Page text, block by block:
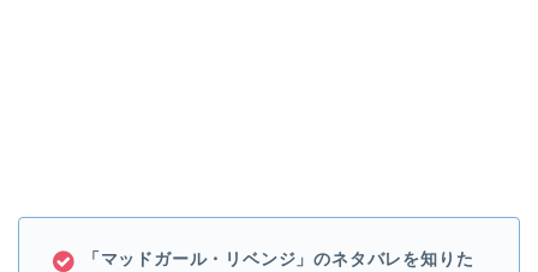
「マッドガール・リベンジ」のネタバレを知りた